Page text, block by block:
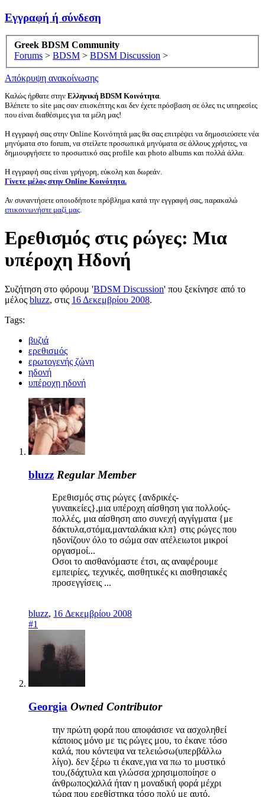
Εγγραφή ή σύνδεση
Greek BDSM Community
Forums > BDSM > BDSM Discussion >
Απόκρυψη ανακοίνωσης
Καλώς ήρθατε στην Ελληνική BDSM Κοινότητα.
Βλέπετε το site μας σαν επισκέπτης και δεν έχετε πρόσβαση σε όλες τις υπηρεσίες
που είναι διαθέσιμες για τα μέλη μας!
Η εγγραφή σας στην Online Κοινότητά μας θα σας επιτρέψει να δημοσιεύσετε νέα
μηνύματα στο forum, να στείλετε προσωπικά μηνύματα σε άλλους χρήστες, να
δημιουργήσετε το προσωπικό σας profile και photo albums και πολλά άλλα.
Η εγγραφή σας είναι γρήγορη, εύκολη και δωρεάν.
Γίνετε μέλος στην Online Κοινότητα.
Αν συναντήσετε οποιοδήποτε πρόβλημα κατά την εγγραφή σας, παρακαλώ
επικοινωνήστε μαζί μας.
Ερεθισμός στις ρώγες: Μια
υπέροχη Ηδονή
Συζήτηση στο φόρουμ 'BDSM Discussion' που ξεκίνησε από το
μέλος bluzz, στις 16 Δεκεμβρίου 2008.
Tags:
βυζιά
ερεθισμός
ερωτογενής ζώνη
ηδονή
υπέροχη ηδονή
bluzz Regular Member
Ερεθισμός στις ρώγες {ανδρικές-
γυναικείες},μια υπέροχη αίσθηση για πολλούς-
πολλές, μια αίσθηση απο συνεχή αγγίγματα {με
δάκτυλα,στόμα,μανταλάκια κλπ} στις ρώγες που
ηδονίζουν όλο το σώμα σαν ατέλειωτοι μικροί
οργασμοί...
Οσοι το αισθανόμαστε έτσι, ας αναφέρουμε
εμπειρίες, τεχνικές, αισθητικές κι αισθησιακές
προσεγγίσεις ...
bluzz, 16 Δεκεμβρίου 2008
#1
Georgia Owned Contributor
την πρώτη φορά που αποφάσισε να ασχοληθεί
κάποιος μόνο με τις ρώγες μου, το έκανε τόσο
καλά, που κόντεψα να τελειώσω(υπερβάλλω
λίγο). δεν ξέρω τι έκανε,για να πω το μυστικό
του,(δάχτυλα και γλώσσα χρησιμοποίησε ο
άνθρωπος)αλλά ήταν η μοναδική φορά μέχρι
τώρα που ερεθίστηκα τόσο πολύ με αυτό.